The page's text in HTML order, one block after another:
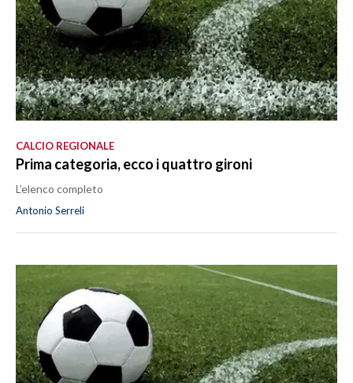
CALCIO REGIONALE
Prima categoria, ecco i quattro gironi
L’elenco completo
Antonio Serreli